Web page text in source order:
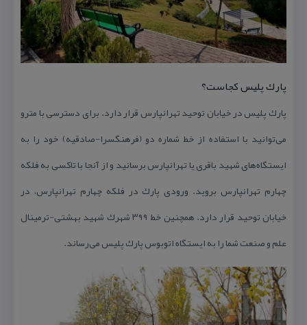
پارك پلیس كجاست؟
پارك پلیس در خیابان توحید تهرانپارس قرار دارد. برای دسترسی با مترو
می‌توانید با استفاده از خط شماره دو (فرهنگسرا-صادقیه) خود را به
ایستگاه‌های شهید باقری یا تهرانپارس برسانید و از آنجا با تاكسی به فلكه
چهارم تهرانپارس بروید. ورودی پارك در فلكه چهارم تهرانپارس، در
خیابان توحید قرار دارد. همچنین خط ۳۹۹ شهرك شهید بهشتی-ترمینال
علم و صنعت شما را به ایستگاه اتوبوس پارك پلیس می‌رساند.